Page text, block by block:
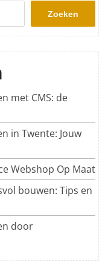
Zoeken
met CMS: de
in Twente: Jouw
Webshop Op Maat
bouwen: Tips en
door